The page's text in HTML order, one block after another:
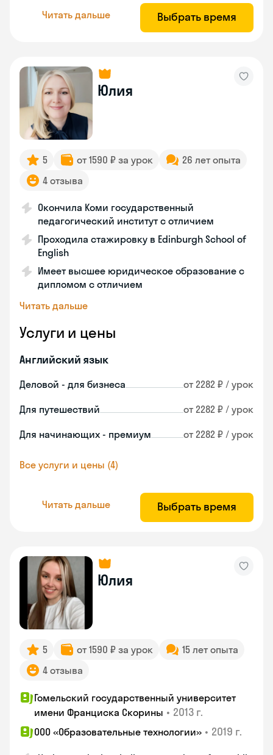
Читать дальше Выбрать время
Юлия
5 от 1590 ₽ за урок
26 лет опыта
4 отзыва
Окончила Коми государственный
педагогический институт с отличием
Проходила стажировку в Edinburgh School of
English
Имеет высшее юридическое образование с
дипломом с отличием
Читать дальше
Услуги и цены
Английский язык
Деловой - для бизнеса от 2282 ₽ / урок
Для путешествий от 2282 ₽ / урок
Для начинающих - премиум от 2282 ₽ / урок
Все услуги и цены (4)
Читать дальше Выбрать время
Юлия
5 от 1590 ₽ за урок
15 лет опыта
4 отзыва
Гомельский государственный университет
имени Франциска Скорины • 2013 г.
ООО «Образовательные технологии» • 2019 г.